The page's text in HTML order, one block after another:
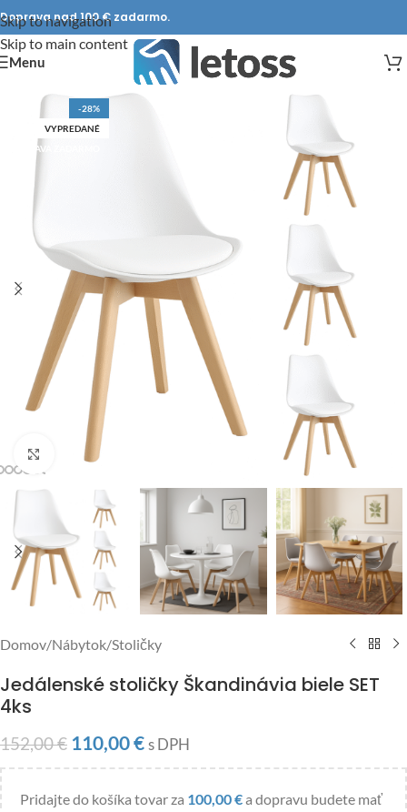
Skip to navigation
Skip to main content
Doprava nad 100 € zadarmo.
Menu
-28%
VYPREDANÉ
DOPRAVA ZADARMO
Click to enlarge
Domov/Nábytok/Stoličky
Jedálenské stoličky Škandinávia biele SET
4ks
152,00€ 110,00€ s DPH
Pridajte do košíka tovar za 100,00€a dopravu budete mať